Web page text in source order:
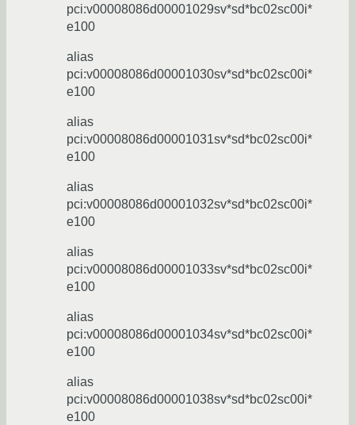
pci:v00008086d00001029sv*sd*bc02sc00i*
e100
alias
pci:v00008086d00001030sv*sd*bc02sc00i*
e100
alias
pci:v00008086d00001031sv*sd*bc02sc00i*
e100
alias
pci:v00008086d00001032sv*sd*bc02sc00i*
e100
alias
pci:v00008086d00001033sv*sd*bc02sc00i*
e100
alias
pci:v00008086d00001034sv*sd*bc02sc00i*
e100
alias
pci:v00008086d00001038sv*sd*bc02sc00i*
e100